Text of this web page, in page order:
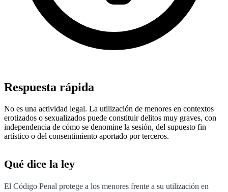
Respuesta rápida
No es una actividad legal. La utilización de menores en contextos
erotizados o sexualizados puede constituir delitos muy graves, con
independencia de cómo se denomine la sesión, del supuesto fin
artístico o del consentimiento aportado por terceros.
Qué dice la ley
El Código Penal protege a los menores frente a su utilización en